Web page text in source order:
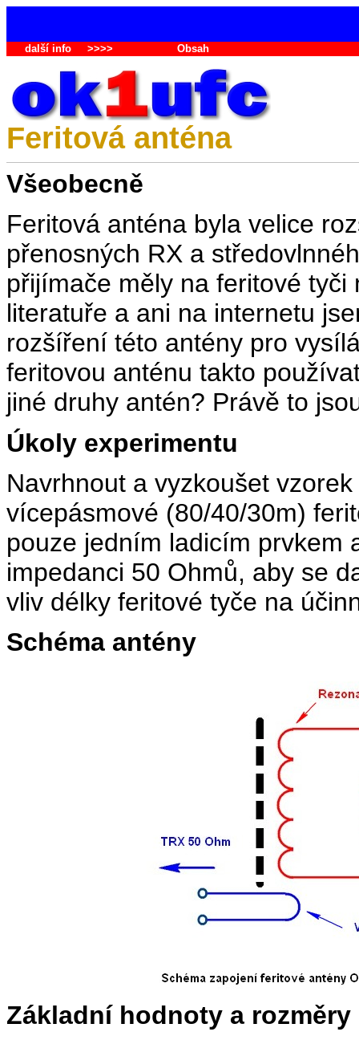
další info>>>> Obsah
Feritová anténa
Všeobecně
Feritová anténa byla velice
přenosných RX a
přijímače měly na feritové tyči
literatuře a ani na internetu
rozšíření této antény pro
feritovou anténu takto
jiné druhy antén? Právě to
Úkoly experimentu
Navrhnout a vyzkoušet
vícepásmové (80/40/30m)
pouze jedním ladicím prvkem
impedanci 50 Ohmů, aby se
vliv délky feritové tyče na
Schéma antény
Základní hodnoty a